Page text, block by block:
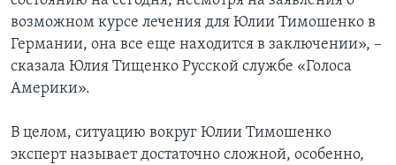
возможном курсе лечения для Юлии Тимошенко в
Германии, она все еще находится в заключении», –
сказала Юлия Тищенко Русской службе «Голоса
Америки».
В целом, ситуацию вокруг Юлии Тимошенко
эксперт называет достаточно сложной, особенно,